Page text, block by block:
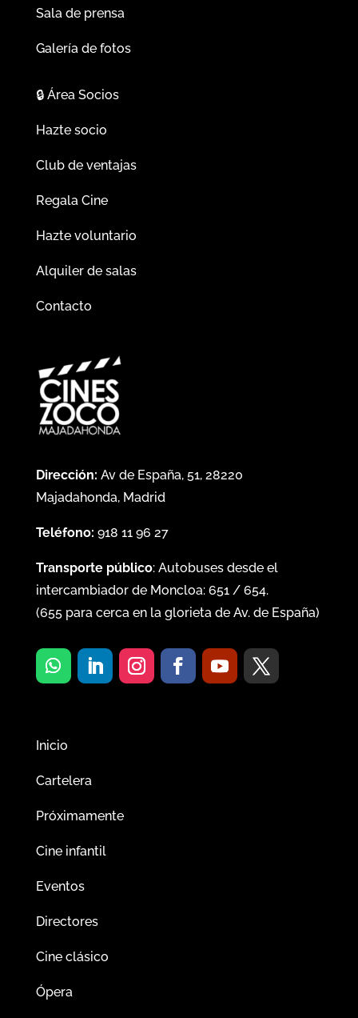
Sala de prensa
Galería de fotos
🔒Área Socios
Hazte socio
Club de ventajas
Regala Cine
Hazte voluntario
Alquiler de salas
Contacto
Dirección: Av de España, 51, 28220
Majadahonda, Madrid
Teléfono: 918 11 96 27
Transporte público: Autobuses desde el
intercambiador de Moncloa: 651/ 654.
(655para cerca en la glorieta de Av. de España)
Inicio
Cartelera
Próximamente
Cine infantil
Eventos
Directores
Cine clásico
Ópera